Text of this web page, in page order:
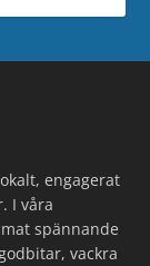
engagerat
I våra
spännande
vackra